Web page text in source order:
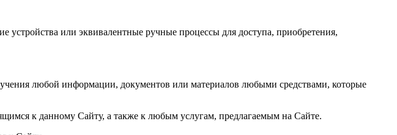
или эквивалентные ручные процессы для доступа, приобретения,
любой информации, документов или материалов любыми средствами, которые
к данному Сайту, а также к любым услугам, предлагаемым на Сайте.